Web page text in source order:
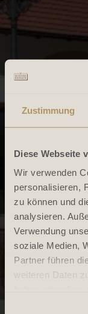
Zustimmung
Diese Webseite
Wir verwenden
personalisieren,
zu können und
analysieren.
Verwendung
soziale Medien,
Partner führen
weiteren Daten